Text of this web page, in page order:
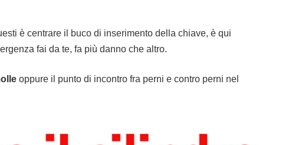
è centrare il buco di inserimento della chiave, è qui
fai da te, fa più danno che altro.
oppure il punto di incontro fra perni e contro perni nel